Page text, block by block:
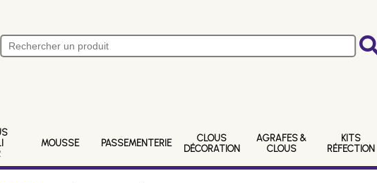
MOUSSE PASSEMENTERIE
CLOUS
DÉCORATION
AGRAFES &
CLOUS
KITS
RÉFECTION